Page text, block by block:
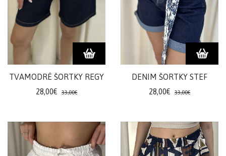
Doplnky/kabelky
Tričká/
Mikiny
šortky
Teplákové
súpravy/
Topánky
legíny/tepláky
TVAMODRÉ ŠORTKY REGY
28,00€
33,00€
DENIM ŠORTKY STEF
28,00€
33,00€